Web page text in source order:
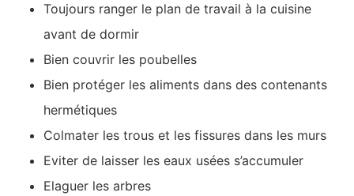
Toujours ranger le plan de travail à la cuisine
avant de dormir
Bien couvrir les poubelles
Bien protéger les aliments dans des contenants
hermétiques
Colmater les trous et les fissures dans les murs
Eviter de laisser les eaux usées s’accumuler
Elaguer les arbres